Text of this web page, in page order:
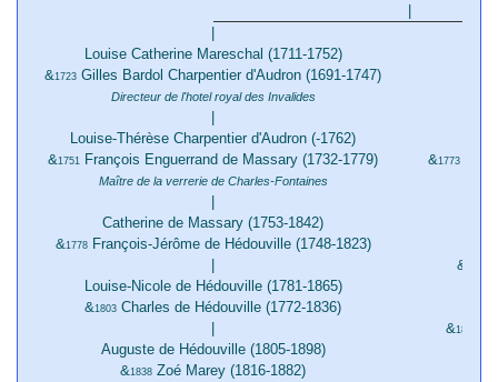
Louise Catherine Mareschal (1711-1752)
&1723 Gilles Bardol Charpentier d'Audron (1691-1747)
Directeur de l'hotel royal des Invalides
Louise-Thérèse Charpentier d'Audron (-1762)
&1751 François Enguerrand de Massary (1732-1779)
Maître de la verrerie de Charles-Fontaines
Catherine de Massary (1753-1842)
&1778François-Jérôme de Hédouville (1748-1823)
Louise-Nicole de Hédouville (1781-1865)
&1803 Charles de Hédouville (1772-1836)
Auguste de Hédouville (1805-1898)
&1838 Zoé Marey (1816-1882)
&1773
&
&1822